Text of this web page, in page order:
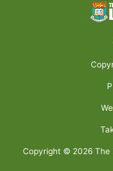
Copyright © 2026 The